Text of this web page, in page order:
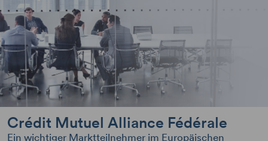
Crédit Mutuel Alliance Fédérale
Ein wichtiger Marktteilnehmer im Europäischen